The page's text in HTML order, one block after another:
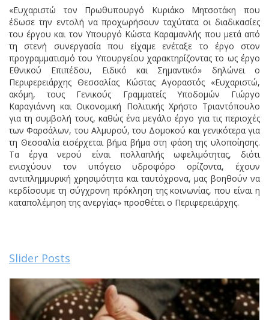
«Ευχαριστώ τον Πρωθυπουργό Κυριάκο Μητσοτάκη που
έδωσε την εντολή να προχωρήσουν ταχύτατα οι διαδικασίες
του έργου και τον Υπουργό Κώστα Καραμανλής που μετά από
τη στενή συνεργασία που είχαμε ενέταξε το έργο στον
προγραμματισμό του Υπουργείου χαρακτηρίζοντας το ως έργο
Εθνικού Επιπέδου, Ειδικό και Σημαντικό» δηλώνει ο
Περιφερειάρχης Θεσσαλίας Κώστας Αγοραστός «Ευχαριστώ,
ακόμη, τους Γενικούς Γραμματείς Υποδομών Γιώργο
Καραγιάννη και Οικονομική Πολιτικής Χρήστο Τριαντόπουλο
για τη συμβολή τους, καθώς ένα μεγάλο έργο για τις περιοχές
των Φαρσάλων, του Αλμυρού, του Δομοκού και γενικότερα για
τη Θεσσαλία εισέρχεται βήμα βήμα στη φάση της υλοποίησης.
Τα έργα νερού είναι πολλαπλής ωφελιμότητας, διότι
ενισχύουν τον υπόγειο υδροφόρο ορίζοντα, έχουν
αντιπλημμυρική χρησιμότητα και ταυτόχρονα, μας βοηθούν να
κερδίσουμε τη σύγχρονη πρόκληση της κοινωνίας, που είναι η
καταπολέμηση της ανεργίας» προσθέτει ο Περιφερειάρχης.
Slider Posts